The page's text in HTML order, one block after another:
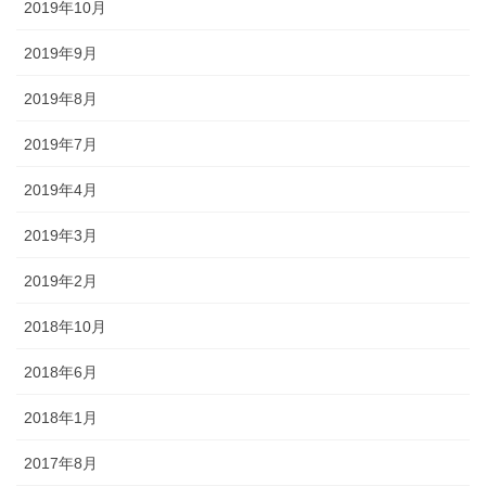
2019年10月
2019年9月
2019年8月
2019年7月
2019年4月
2019年3月
2019年2月
2018年10月
2018年6月
2018年1月
2017年8月